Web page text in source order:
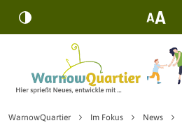
Sie sind hier:
WarnowQuartier Im Fokus News